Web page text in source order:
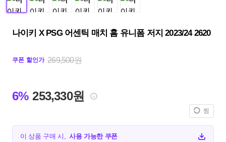
나이키 X PSG 어센틱 매치 홈 유니폼 저지 2023/24 2620
쿠폰 할인가 269,500원
6% 253,330원
찜
이 상품 구매 시,사용 가능한 쿠폰